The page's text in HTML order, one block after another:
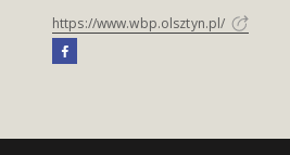
https://www.wbp.olsztyn.pl/